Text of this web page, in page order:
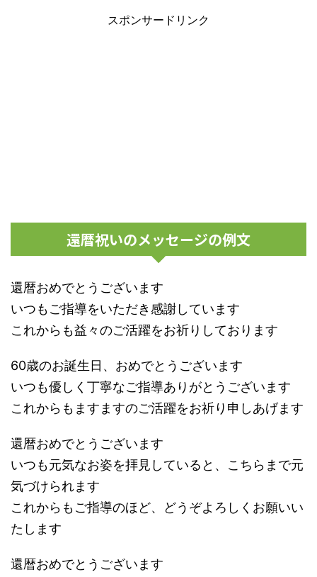
スポンサードリンク
還暦祝いのメッセージの例文
還暦おめでとうございます
いつもご指導をいただき感謝しています
これからも益々のご活躍をお祈りしております
60歳のお誕生日、おめでとうございます
いつも優しく丁寧なご指導ありがとうございます
これからもますますのご活躍をお祈り申しあげます
還暦おめでとうございます
いつも元気なお姿を拝見していると、こちらまで元
気づけられます
これからもご指導のほど、どうぞよろしくお願いい
たします
還暦おめでとうございます